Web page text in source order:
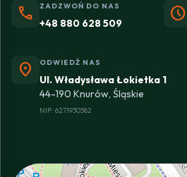
phone ZADZWOŃ DO NAS
+48 880 628 509 schedule
location_on ODWIEDŹ NAS
Ul. Władysława Łokietka 1
44-190 Knurów, Śląskie
NIP: 6271930582